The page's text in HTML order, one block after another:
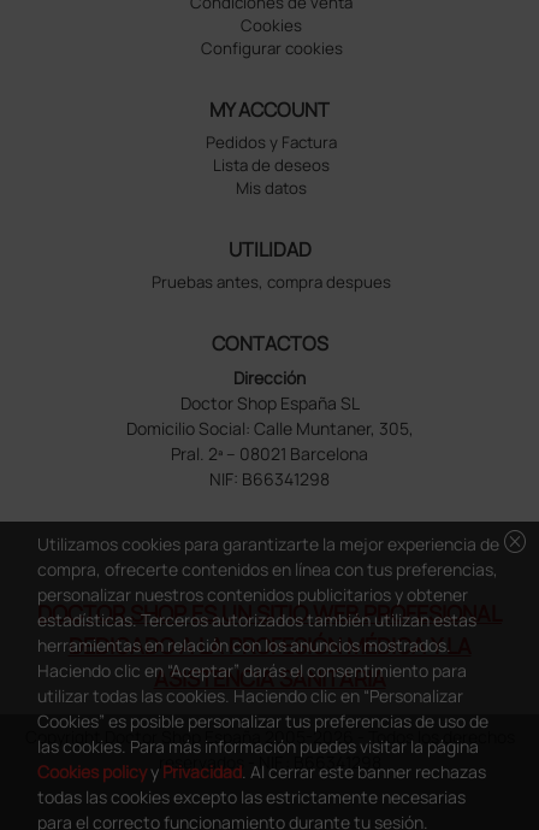
Cookies
Configurar cookies
MY ACCOUNT
Pedidos y Factura
Lista de deseos
Mis datos
UTILIDAD
Pruebas antes, compra despues
CONTACTOS
Dirección
Doctor Shop España SL
Domicilio Social: Calle Muntaner, 305,
Pral. 2ª – 08021 Barcelona
NIF: B66341298
DOCTOR SHOP ES UN SITIO WEB PROFESIONAL
DEDICADO A LA PROFESIÓN MÉDICA Y LA
ASISTENCIA SANITARIA
Copyright Doctor Shop España 2005-2026 - Todos los derechos
reservados - NIF.: B66341298
cancel
Utilizamos cookies para garantizarte la mejor experiencia de
compra, ofrecerte contenidos en línea con tus preferencias,
personalizar nuestros contenidos publicitarios y obtener
estadísticas. Terceros autorizados también utilizan estas
herramientas en relación con los anuncios mostrados.
Haciendo clic en “Aceptar” darás el consentimiento para
utilizar todas las cookies. Haciendo clic en “Personalizar
Cookies” es posible personalizar tus preferencias de uso de
las cookies. Para más información puedes visitar la página
Cookies policyy Privacidad. Al cerrar este banner rechazas
todas las cookies excepto las estrictamente necesarias
para el correcto funcionamiento durante tu sesión.